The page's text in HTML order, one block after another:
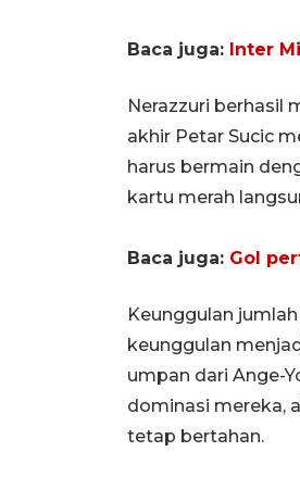
Baca juga: Inter
Nerazzuri berhasil
akhir Petar Sucic
harus bermain
kartu merah
Baca juga: Gol
Keunggulan
keunggulan
umpan dari Ange-
dominasi mereka,
tetap bertahan.